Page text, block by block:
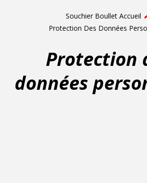
Souchier Boullet Accueil
Protection Des Données
Protection
données